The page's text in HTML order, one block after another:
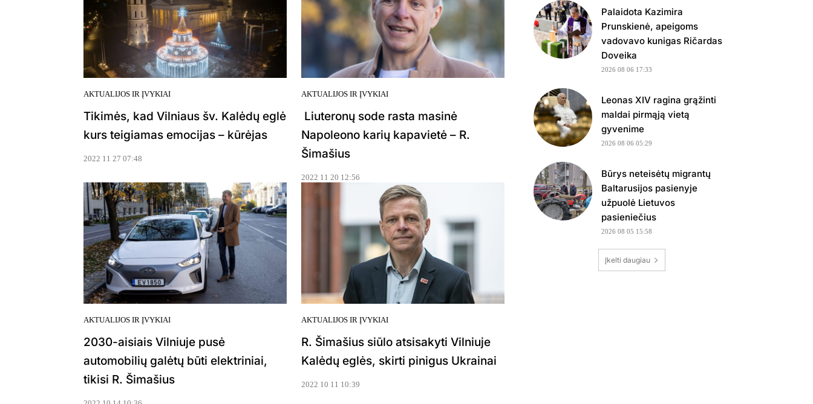
AKTUALIJOS IR ĮVYKIAI
Tikimės, kad Vilniaus šv. Kalėdų eglė
kurs teigiamas emocijas – kūrėjas
2022 11 27 07:48
AKTUALIJOS IR ĮVYKIAI
Liuteronų sode rasta masinė
Napoleono karių kapavietė – R.
Šimašius
2022 11 20 12:56
AKTUALIJOS IR ĮVYKIAI
2030-aisiais Vilniuje pusė
automobilių galėtų būti elektriniai,
tikisi R. Šimašius
AKTUALIJOS IR ĮVYKIAI
R. Šimašius siūlo atsisakyti Vilniuje
Kalėdų eglės, skirti pinigus Ukrainai
2022 10 11 10:39
Palaidota Kazimira
Prunskienė, apeigoms
vadovavo kunigas Ričardas
Doveika
2026 08 06 17:33
Leonas XIV ragina grąžinti
maldai pirmąją vietą
gyvenime
2026 08 06 05:29
Būrys neteisėtų migrantų
Baltarusijos pasienyje
užpuolė Lietuvos
pasieniečius
2026 08 05 15:58
Įkelti daugiau